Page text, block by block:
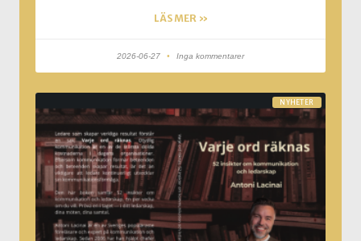
LÄS MER »
2026-06-27 Inga kommentarer
NYHETER